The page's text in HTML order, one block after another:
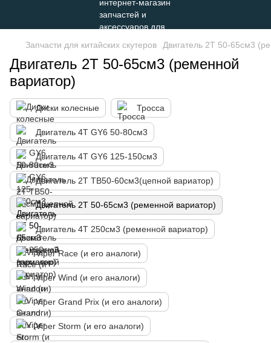
Запчасти для китайских скутеров Двигатель 2Т 50-65см3
Двигатель 2Т 50-65см3 (ременной
вариатор)
Диски колесные Тросса
Двигатель 4Т GY6 50-80см3
Двигатель 4Т GY6 125-150см3
Двигатель 2Т TB50-60см3(цепной вариатор)
Двигатель 2Т 50-65см3 (ременной вариатор)
Двигатель 4Т 250см3 (ременной вариатор)
Viper Race (и его аналоги)
Viper Wind (и его аналоги)
Viper Grand Prix (и его аналоги)
Viper Storm (и его аналоги)